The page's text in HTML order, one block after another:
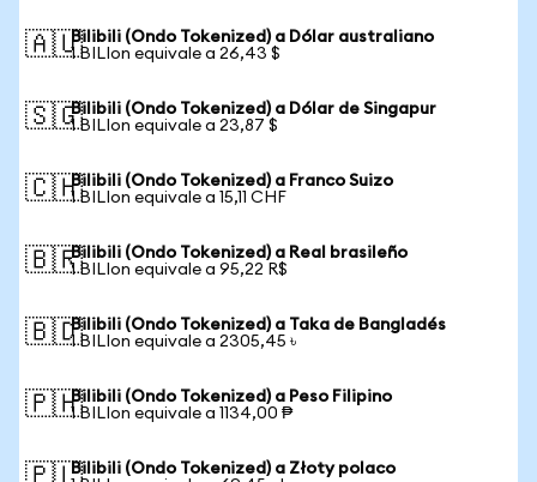
🇦🇺Bilibili (Ondo Tokenized) a Dólar australiano
1 BILIon equivale a 26,43 $
🇸🇬Bilibili (Ondo Tokenized) a Dólar de Singapur
1 BILIon equivale a 23,87 $
🇨🇭Bilibili (Ondo Tokenized) a Franco Suizo
1 BILIon equivale a 15,11 CHF
🇧🇷Bilibili (Ondo Tokenized) a Real brasileño
1 BILIon equivale a 95,22 R$
🇧🇩Bilibili (Ondo Tokenized) a Taka de Bangladés
1 BILIon equivale a 2305,45 ৳
🇵🇭Bilibili (Ondo Tokenized) a Peso Filipino
1 BILIon equivale a 1134,00 ₱
Bilibili (Ondo Tokenized) a Złoty polaco